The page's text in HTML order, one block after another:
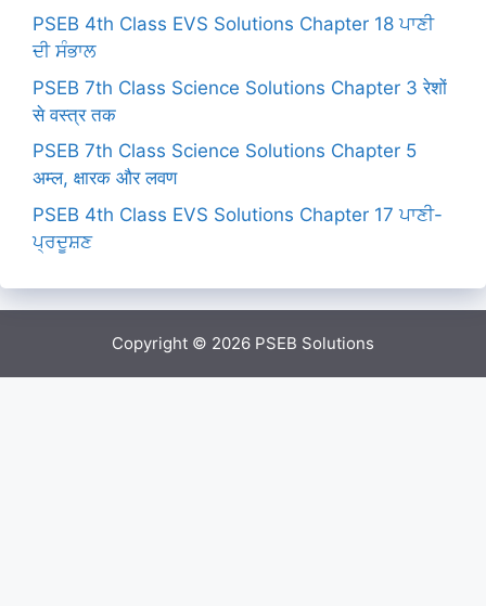
PSEB 4th Class EVS Solutions Chapter 18 ਪਾਣੀ
ਦੀ ਸੰਭਾਲ
PSEB 7th Class Science Solutions Chapter 3 रेशों
से वस्त्र तक
PSEB 7th Class Science Solutions Chapter 5
अम्ल, क्षारक और लवण
PSEB 4th Class EVS Solutions Chapter 17 ਪਾਣੀ-
ਪ੍ਰਦੂਸ਼ਣ
Copyright © 2026 PSEB Solutions